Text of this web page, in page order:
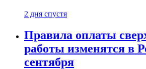
2 дня спустя
Правила оплаты
работы изменятся в
сентября